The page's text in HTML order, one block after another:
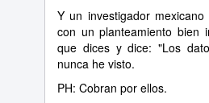
Y un investigador
con un planteamiento bien
que dices y dice: "Los
nunca he visto.
PH: Cobran por ellos.